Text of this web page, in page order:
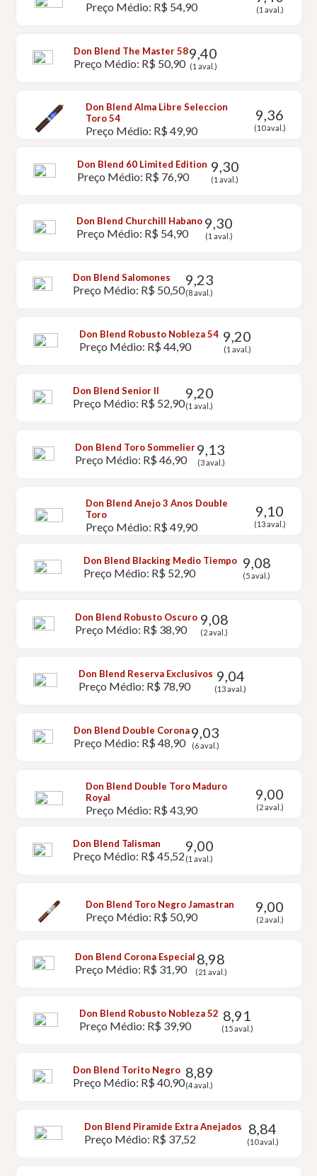
Preço Médio: R$ 54,90 (1 aval.)
Don Blend The Master 58
Preço Médio: R$ 50,90
9,40
(1 aval.)
Don Blend Alma Libre Seleccion
Toro 54
Preço Médio: R$ 49,90
9,36
(10 aval.)
Don Blend 60 Limited Edition
Preço Médio: R$ 76,90
9,30
(1 aval.)
Don Blend Churchill Habano
Preço Médio: R$ 54,90
9,30
(1 aval.)
Don Blend Salomones
Preço Médio: R$ 50,50
9,23
(8 aval.)
Don Blend Robusto Nobleza 54
Preço Médio: R$ 44,90
9,20
(1 aval.)
Don Blend Senior II
Preço Médio: R$ 52,90
9,20
(1 aval.)
Don Blend Toro Sommelier
Preço Médio: R$ 46,90
9,13
(3 aval.)
Don Blend Anejo 3 Anos Double
Toro
Preço Médio: R$ 49,90
9,10
(13 aval.)
Don Blend Blacking Medio Tiempo
Preço Médio: R$ 52,90
9,08
(5 aval.)
Don Blend Robusto Oscuro
Preço Médio: R$ 38,90
9,08
(2 aval.)
Don Blend Reserva Exclusivos
Preço Médio: R$ 78,90
9,04
(13 aval.)
Don Blend Double Corona
Preço Médio: R$ 48,90
9,03
(6 aval.)
Don Blend Double Toro Maduro
Royal
Preço Médio: R$ 43,90
9,00
(2 aval.)
Don Blend Talisman
Preço Médio: R$ 45,52
9,00
(1 aval.)
Don Blend Toro Negro Jamastran
Preço Médio: R$ 50,90
9,00
(2 aval.)
Don Blend Corona Especial
Preço Médio: R$ 31,90
8,98
(21 aval.)
Don Blend Robusto Nobleza 52
Preço Médio: R$ 39,90
8,91
(15 aval.)
Don Blend Torito Negro
Preço Médio: R$ 40,90
8,89
(4 aval.)
Don Blend Piramide Extra Anejados
Preço Médio: R$ 37,52
8,84
(10 aval.)